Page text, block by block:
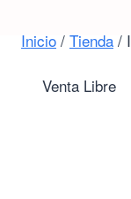
Inicio / Tienda /
Venta Libre